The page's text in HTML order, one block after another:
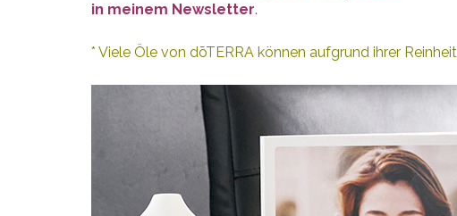
in meinem Newsletter.
* Viele Öle von dōTERRA können aufgrund ihrer